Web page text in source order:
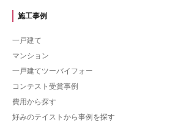
施工事例
一戸建て
マンション
一戸建てツーバイフォー
コンテスト受賞事例
費用から探す
好みのテイストから事例を探す